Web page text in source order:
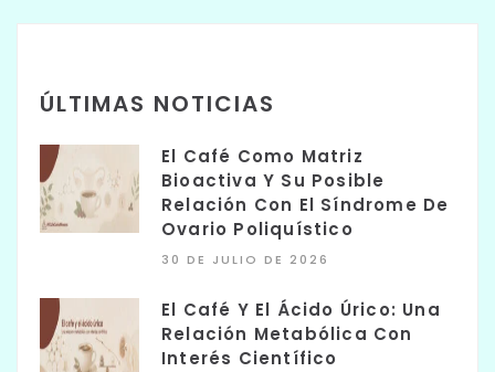
ÚLTIMAS NOTICIAS
El Café Como Matriz
Bioactiva Y Su Posible
Relación Con El Síndrome De
Ovario Poliquístico
30 DE JULIO DE 2026
El Café Y El Ácido Úrico: Una
Relación Metabólica Con
Interés Científico